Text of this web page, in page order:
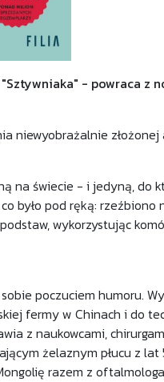
- powraca z
niewyobrażalnie złożonej
na świecie - i jedyną,
było pod ręką:
wykorzystując
poczuciem humoru.
fermy w Chinach i do
z naukowcami,
żelaznym płucu z
razem z